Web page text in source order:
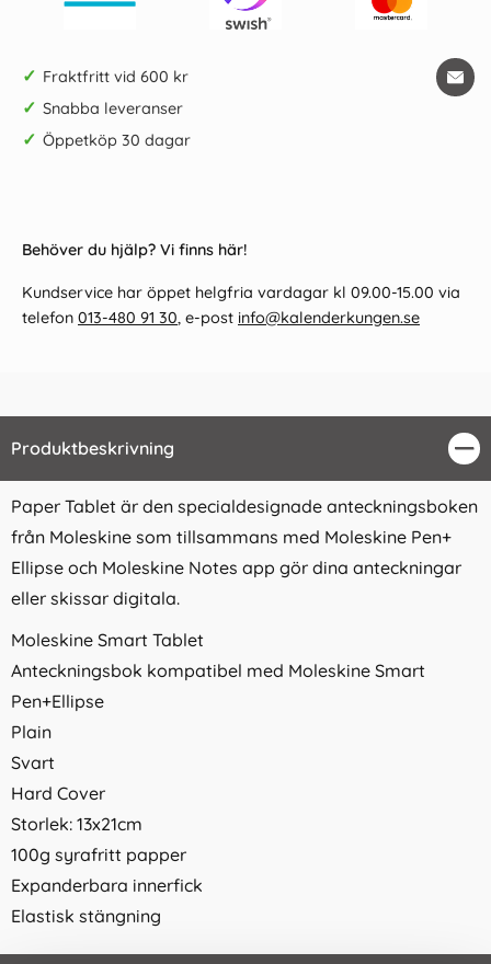
✓ Fraktfritt vid 600 kr
✓ Snabba leveranser
✓ Öppetköp 30 dagar
Behöver du hjälp? Vi finns här!
Kundservice har öppet helgfria vardagar kl 09.00-15.00 via
telefon 013-480 91 30, e-post info@kalenderkungen.se
Produktbeskrivning
Paper Tablet är den specialdesignade anteckningsboken
från Moleskine som tillsammans med Moleskine Pen+
Ellipse och Moleskine Notes app gör dina anteckningar
eller skissar digitala.
Moleskine Smart Tablet
Anteckningsbok kompatibel med Moleskine Smart
Pen+Ellipse
Plain
Svart
Hard Cover
Storlek: 13x21cm
100g syrafritt papper
Expanderbara innerfick
Elastisk stängning